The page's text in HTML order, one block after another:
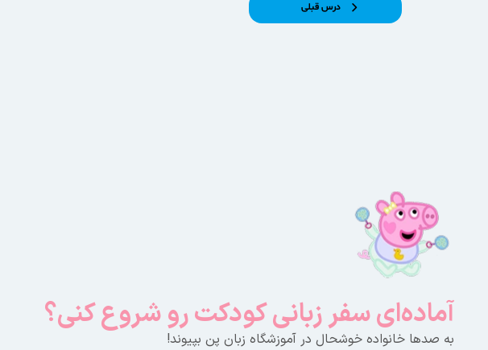
درس قبلی
آماده‌ای سفر زبانی کودکت رو شروع کنی؟
به صدها خانواده خوشحال در آموزشگاه زبان پن بپیوند!